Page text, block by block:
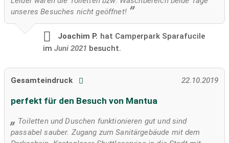
unseres Besuches nicht geöffnet!
Joachim P. hat Camperpark Sparafucile
im Juni 2021 besucht.
Gesamteindruck 22.10.2019
perfekt für den Besuch von Mantua
Toiletten und Duschen funktionieren gut und sind
passabel sauber. Zugang zum Sanitärgebäude mit dem